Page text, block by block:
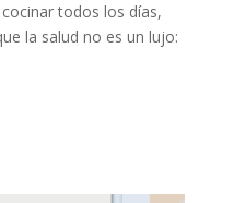
todos los días,
la salud no es un lujo: